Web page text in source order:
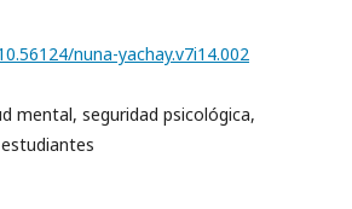
nuna-yachay.v7i14.002
mental, seguridad psicológica,